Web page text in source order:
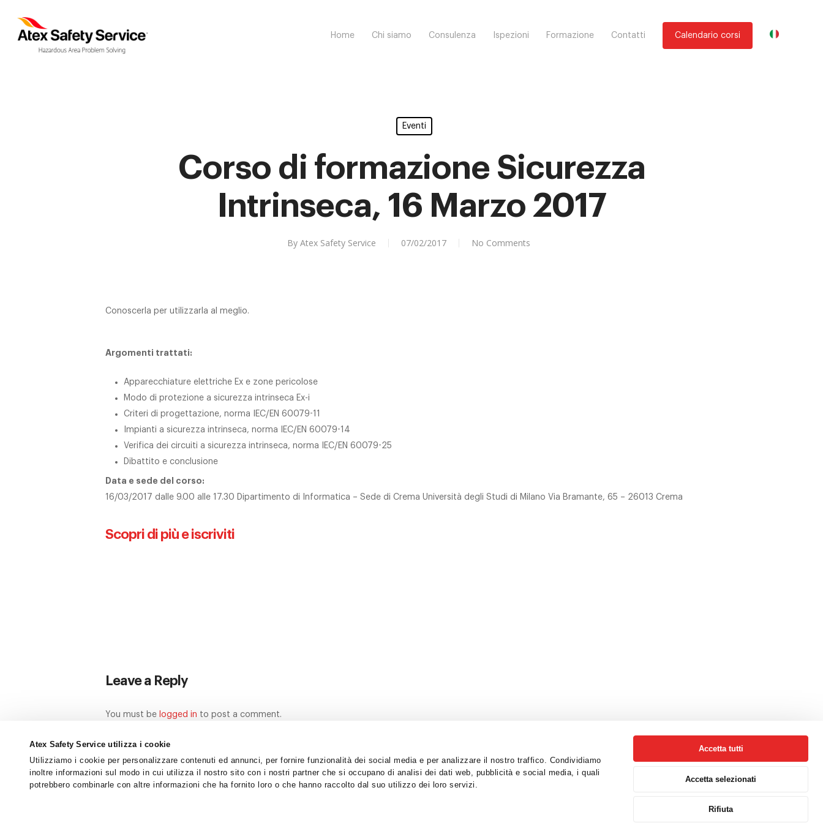
Atex Safety Service utilizza i cookie
Utilizziamo i cookie per personalizzare contenuti ed annunci, per fornire funzionalità dei social media e per analizzare il nostro traffico. Condividiamo
inoltre informazioni sul modo in cui utilizza il nostro sito con i nostri partner che si occupano di analisi dei dati web, pubblicità e social media, i quali
potrebbero combinarle con altre informazioni che ha fornito loro o che hanno raccolto dal suo utilizzo dei loro servizi.
Accetta tutti
Accetta selezionati
Rifiuta
Home Chi siamo Consulenza Ispezioni Formazione Contatti Calendario corsi
Eventi
Corso di formazione Sicurezza
Intrinseca, 16 Marzo 2017
By Atex Safety Service 07/02/2017 No Comments
Conoscerla per utilizzarla al meglio.
Argomenti trattati:
Apparecchiature elettriche Ex e zone pericolose
Modo di protezione a sicurezza intrinseca Ex-i
Criteri di progettazione, norma IEC/EN 60079-11
Impianti a sicurezza intrinseca, norma IEC/EN 60079-14
Verifica dei circuiti a sicurezza intrinseca, norma IEC/EN 60079-25
Dibattito e conclusione
Data e sede del corso:
16/03/2017 dalle 9.00 alle 17.30 Dipartimento di Informatica – Sede di Crema Università degli Studi di Milano Via Bramante, 65 – 26013 Crema
Scopri di più e iscriviti
Leave a Reply
You must be logged in to post a comment.